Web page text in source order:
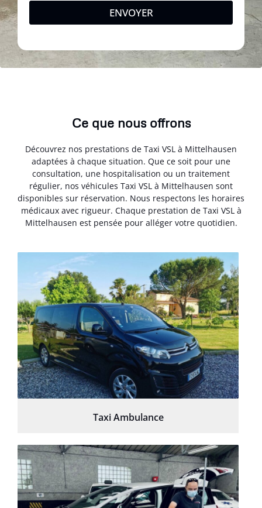
ENVOYER
Ce que nous offrons
Découvrez nos prestations de Taxi VSL à Mittelhausen
adaptées à chaque situation. Que ce soit pour une
consultation, une hospitalisation ou un traitement
régulier, nos véhicules Taxi VSL à Mittelhausen sont
disponibles sur réservation. Nous respectons les horaires
médicaux avec rigueur. Chaque prestation de Taxi VSL à
Mittelhausen est pensée pour alléger votre quotidien.
Taxi Ambulance